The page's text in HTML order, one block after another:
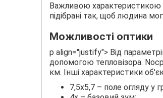
Важливою характеристикою
підібрані так, щоб людина
Можливості оптики
p align="justify"> Від
допомогою тепловізора.
км. Інші характеристики
7,5x5,7 – поле огляду у